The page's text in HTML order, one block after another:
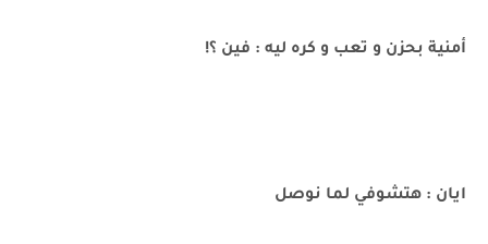
أمنية بحزن و تعب و كره ليه : فين ؟!
ايان : هتشوفي لما نوصل